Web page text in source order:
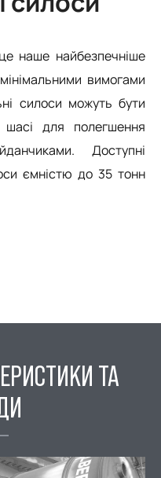
наше найбезпечніше
вимогами
силоси можуть бути
шасі для полегшення
Доступні
ємністю до 35 тонн
ТА